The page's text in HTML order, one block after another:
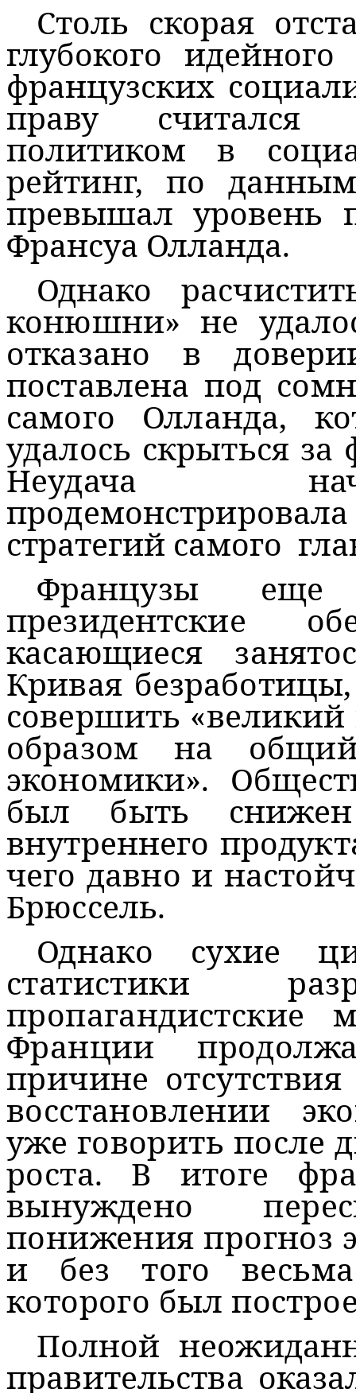
Столь скорая
глубокого
французских
праву считался
политиком в
рейтинг, по
превышал уровень
Франсуа Олланда.
Однако
конюшни» не
отказано в
поставлена под
самого Олланда,
удалось скрыться
Неудача
стратегий самого
Французы
президентские
касающиеся
Кривая
совершить «великий
образом на
экономики».
был быть
внутреннего
чего давно и
Брюссель.
Однако сухие
статистики
пропагандистские
Франции
причине
восстановлении
уже говорить после
роста. В итоге
вынуждено
понижения прогноз
и без того
которого был
Полной
правительства